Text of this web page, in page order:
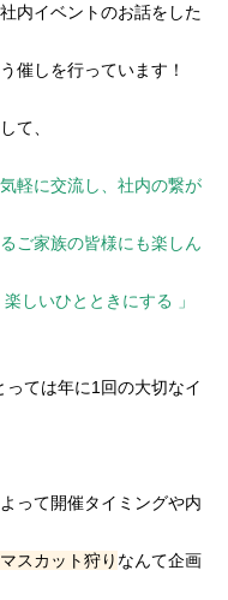
社内イベントのお話をした
催しを行っています！
て、
軽に交流し、社内の繋が
ご家族の皆様にも楽しん
しいひとときにする 」
ては年に1回の大切なイ
って開催タイミングや内
スカット狩り なんて企画